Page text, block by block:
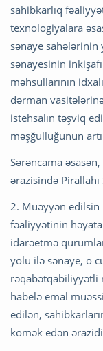
sahibkarlıq
texnologiyalara
sənaye sahələrinin
sənayesinin
məhsullarının
dərman
istehsalın təşviq
məşğulluğunun
Sərəncama
ərazisində Pirallahı
2. Müəyyən edilsin
fəaliyyətinin
idarəetmə
yolu ilə sənaye, o
rəqabətqabiliyyətli
habelə emal
edilən,
kömək edən